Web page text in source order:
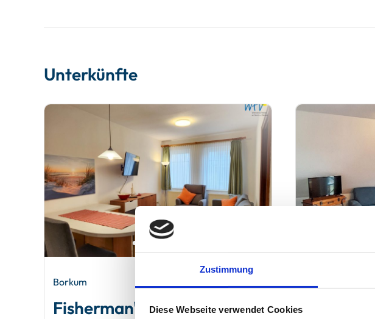
Zustimmung
Diese Webseite verwendet Cookies
Unterkünfte
Borkum
Fisherman's